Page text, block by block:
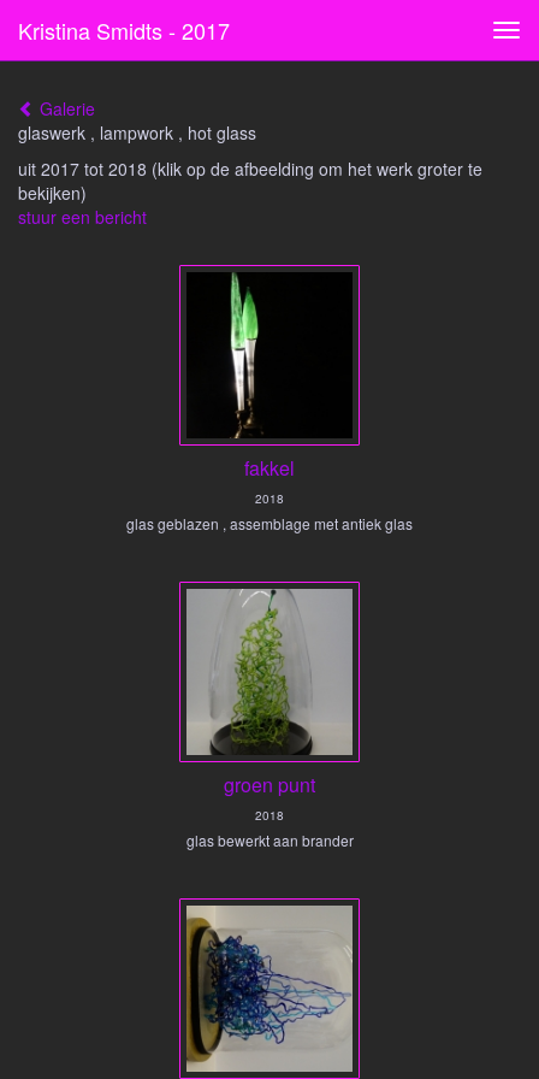
Kristina Smidts - 2017
Galerie
glaswerk , lampwork , hot glass
uit 2017 tot 2018 (klik op de afbeelding om het werk groter te
bekijken)
stuur een bericht
fakkel
2018
glas geblazen , assemblage met antiek glas
groen punt
2018
glas bewerkt aan brander